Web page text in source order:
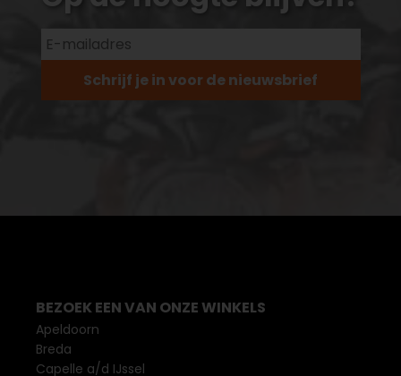
Schrijf je in voor de nieuwsbrief
BEZOEK EEN VAN ONZE WINKELS
Apeldoorn
Breda
Capelle a/d IJssel